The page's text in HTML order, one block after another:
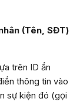
(Tên, SĐT)
trên ID ẩn
thông tin vào
sự kiện đó (gọi